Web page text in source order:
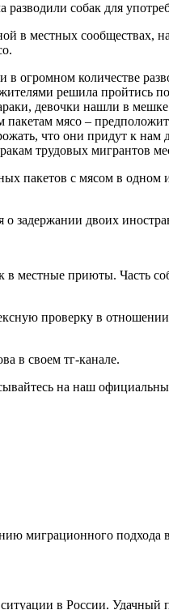
разводили собак для
в местных сообществах,
огромном количестве
решила пройтись
девочки нашли в
пакетам мясо –
что они придут к
трудовых мигрантов
пакетов с мясом в
о задержании двоих
местные приюты. Часть
проверку в
в своем тг-канале.
на наш
миграционного подхода
в России. Удачный